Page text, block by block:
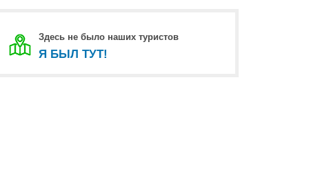
Здесь не было наших туристов
Я БЫЛ ТУТ!